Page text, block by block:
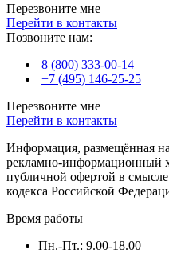
Перезвоните мне
Перейти в контакты
Позвоните нам:
8 (800) 333-00-14
+7 (495) 146-25-25
Перезвоните мне
Перейти в контакты
Информация, размещённая
рекламно-информационный
публичной офертой в смысле
кодекса Российской
Время работы
Пн.-Пт.: 9.00-18.00